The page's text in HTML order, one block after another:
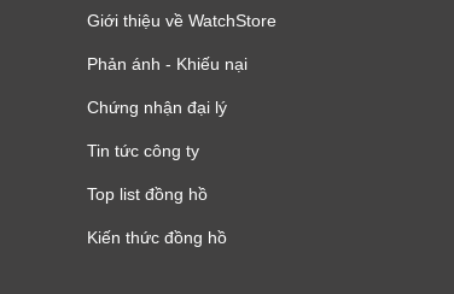
Giới thiệu về WatchStore
Phản ánh - Khiếu nại
Chứng nhận đại lý
Tin tức công ty
Top list đồng hồ
Kiến thức đồng hồ